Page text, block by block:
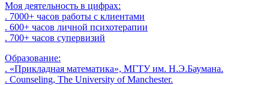
Моя деятельность в цифрах:
. 7000+ часов работы с клиентами
. 600+ часов личной психотерапии
. 700+ часов супервизий
Образование:
. «Прикладная математика», МГТУ им. Н.Э.Баумана.
. Counseling, The University of Manchester.